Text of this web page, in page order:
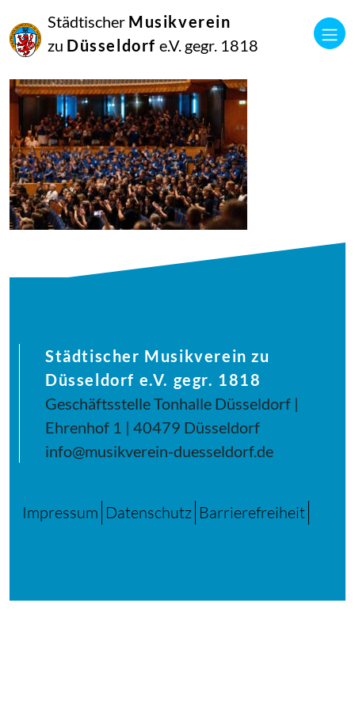
Städtischer Musikverein
zu Düsseldorf e.V. gegr. 1818
Juli
2025
Manfred Hill
Städtischer Musikverein zu
Düsseldorf e.V. gegr. 1818
Geschäftsstelle Tonhalle Düsseldorf |
Ehrenhof 1 | 40479 Düsseldorf
info@musikverein-duesseldorf.de
Impressum Datenschutz Barrierefreiheit